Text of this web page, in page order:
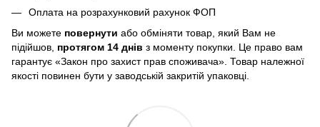
Оплата на розрахунковий рахунок ФОП
Ви можете повернути або обміняти товар, який Вам не
підійшов, протягом 14 днів з моменту покупки. Це право вам
гарантує «Закон про захист прав споживача». Товар належної
якості повинен бути у заводській закритій упаковці.